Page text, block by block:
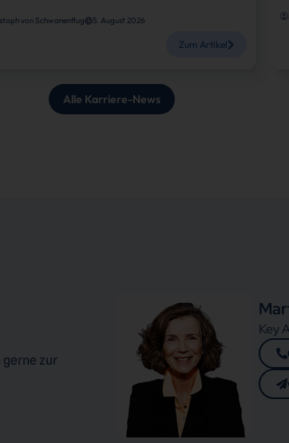
von Schwanenflug 5. August 2026
Zum Artikel
Alle Karriere-News
gerne zur
Key